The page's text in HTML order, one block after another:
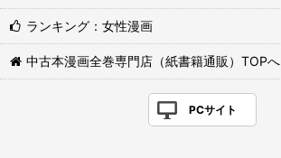
ランキング：女性漫画
中古本漫画全巻専門店（紙書籍通販）TOPへ
PCサイト